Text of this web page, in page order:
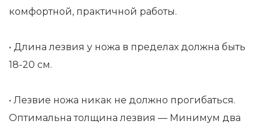
комфортной, практичной работы.
• Длина лезвия у ножа в пределах должна быть
18-20 см.
• Лезвие ножа никак не должно прогибаться.
Оптимальна толщина лезвия — Минимум два